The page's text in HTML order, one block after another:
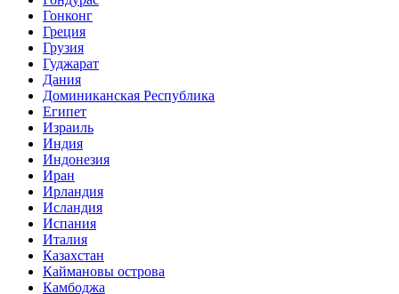
Гонконг
Греция
Грузия
Гуджарат
Дания
Доминиканская Республика
Египет
Израиль
Индия
Индонезия
Иран
Ирландия
Исландия
Испания
Италия
Казахстан
Каймановы острова
Камбоджа